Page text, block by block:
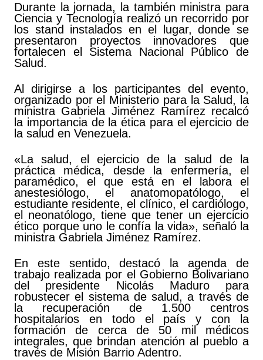
Durante la jornada, la también ministra para
Ciencia y Tecnología realizó un recorrido por
los stand instalados en el lugar, donde se
presentaron proyectos innovadores que
fortalecen el Sistema Nacional Público de
Salud.
Al dirigirse a los participantes del evento,
organizado por el Ministerio para la Salud, la
ministra Gabriela Jiménez Ramírez recalcó
la importancia de la ética para el ejercicio de
la salud en Venezuela.
«La salud, el ejercicio de la salud de la
práctica médica, desde la enfermería, el
paramédico, el que está en el labora el
anestesiólogo, el anatomopatólogo, el
estudiante residente, el clínico, el cardiólogo,
el neonatólogo, tiene que tener un ejercicio
ético porque uno le confía la vida», señaló la
ministra Gabriela Jiménez Ramírez.
En este sentido, destacó la agenda de
trabajo realizada por el Gobierno Bolivariano
del presidente Nicolás Maduro para
robustecer el sistema de salud, a través de
la recuperación de 1.500 centros
hospitalarios en todo el país y con la
formación de cerca de 50 mil médicos
integrales, que brindan atención al pueblo a
través de Misión Barrio Adentro.